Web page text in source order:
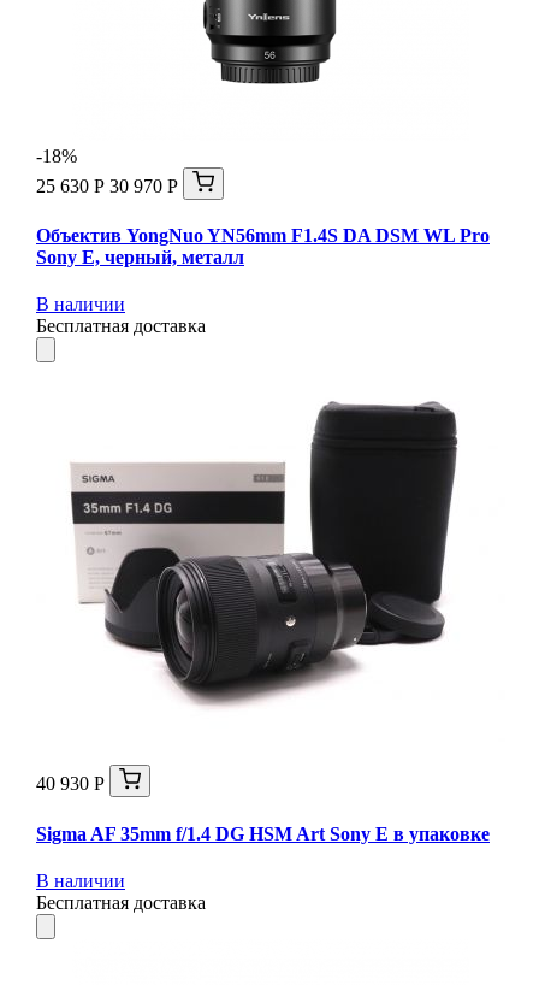
-18%
25 630 Р 30 970 Р
Объектив YongNuo YN56mm F1.4S DA DSM WL Pro
Sony E, черный, металл
В наличии
Бесплатная доставка
40 930 Р
Sigma AF 35mm f/1.4 DG HSM Art Sony E в упаковке
В наличии
Бесплатная доставка